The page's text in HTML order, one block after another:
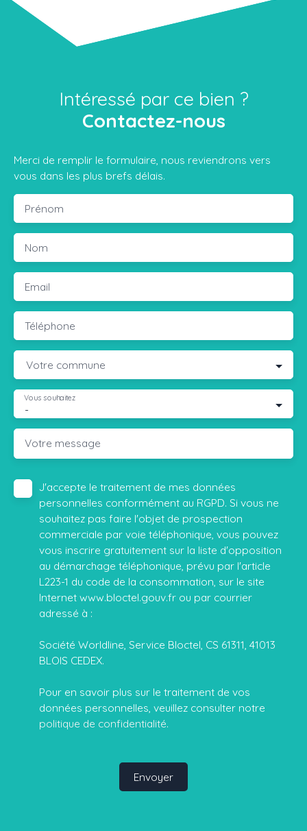
Intéressé par ce bien ?
Contactez-nous
Merci de remplir le formulaire, nous reviendrons vers
vous dans les plus brefs délais.
Prénom
Nom
Email
Téléphone
Votre commune
-
Vous souhaitez
Votre message
J'accepte le traitement de mes données
personnelles conformément au RGPD. Si vous ne
souhaitez pas faire l'objet de prospection
commerciale par voie téléphonique, vous pouvez
vous inscrire gratuitement sur la liste d'opposition
au démarchage téléphonique, prévu par l'article
L223-1 du code de la consommation, sur le site
Internet www.bloctel.gouv.fr ou par courrier
adressé à :
Société Worldline, Service Bloctel, CS 61311, 41013
BLOIS CEDEX.
Pour en savoir plus sur le traitement de vos
données personnelles, veuillez consulter notre
politique de confidentialité.
Envoyer